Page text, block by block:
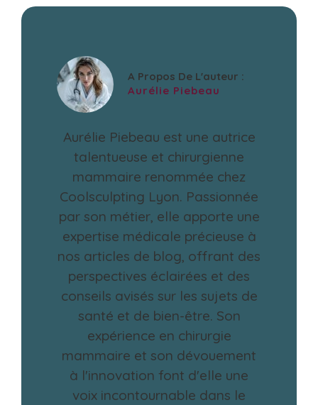
A Propos De L'auteur :
Aurélie Piebeau
Aurélie Piebeau est une autrice
talentueuse et chirurgienne
mammaire renommée chez
Coolsculpting Lyon. Passionnée
par son métier, elle apporte une
expertise médicale précieuse à
nos articles de blog, offrant des
perspectives éclairées et des
conseils avisés sur les sujets de
santé et de bien-être. Son
expérience en chirurgie
mammaire et son dévouement
à l'innovation font d'elle une
voix incontournable dans le